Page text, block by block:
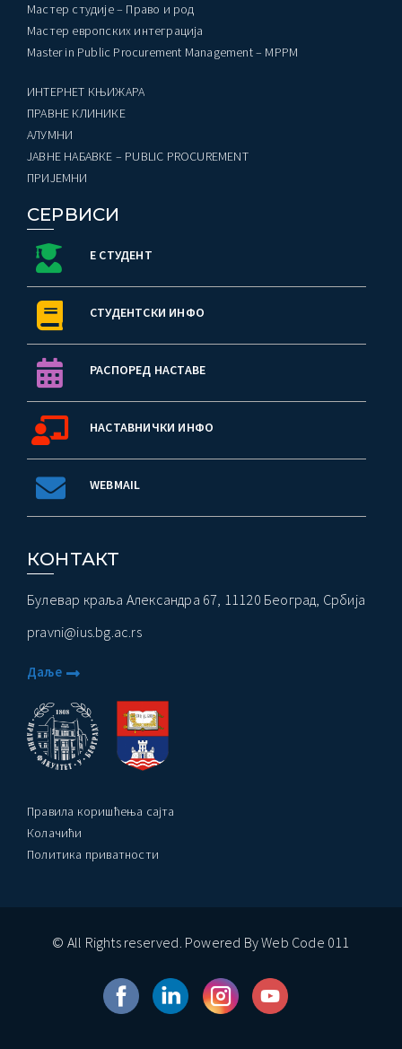
Мастер студије – Право и род
Мастер европских интеграција
Master in Public Procurement Management – MPPM
ИНТЕРНЕТ КЊИЖАРА
ПРАВНЕ КЛИНИКЕ
AЛУМНИ
ЈАВНЕ НАБАВКЕ – PUBLIC PROCUREMENT
ПРИЈЕМНИ
СЕРВИСИ
Е СТУДЕНТ
СТУДЕНТСКИ ИНФО
РАСПОРЕД НАСТАВЕ
НАСТАВНИЧКИ ИНФО
WEBMAIL
КОНТАКТ
Булевар краља Александра 67, 11120 Београд, Србија
pravni@ius.bg.ac.rs
Даље
Правила коришћења сајта
Колачићи
Политика приватности
© All Rights reserved. Powered By Web Code 011